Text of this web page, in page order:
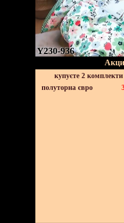
Y230-936
купуєте 2
полуторна євро